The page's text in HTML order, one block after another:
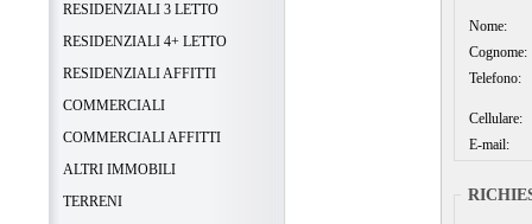
RESIDENZIALI 3 LETTO
RESIDENZIALI 4+ LETTO
RESIDENZIALI AFFITTI
COMMERCIALI
COMMERCIALI AFFITTI
ALTRI IMMOBILI
TERRENI
Nome:
Cognome:
Telefono:
Cellulare:
E-mail: